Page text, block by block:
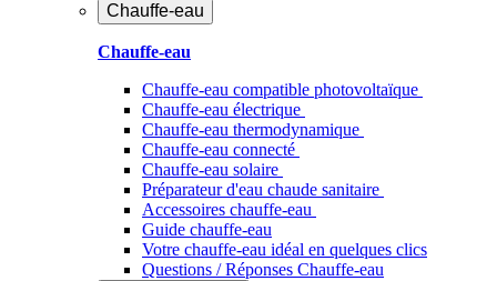
Chauffe-eau
Chauffe-eau
Chauffe-eau compatible photovoltaïque
Chauffe-eau électrique
Chauffe-eau thermodynamique
Chauffe-eau connecté
Chauffe-eau solaire
Préparateur d'eau chaude sanitaire
Accessoires chauffe-eau
Guide chauffe-eau
Votre chauffe-eau idéal en quelques clics
Questions / Réponses Chauffe-eau